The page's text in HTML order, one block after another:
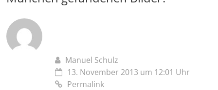
Manuel Schulz
13. November 2013 um 12:01 Uhr
Permalink